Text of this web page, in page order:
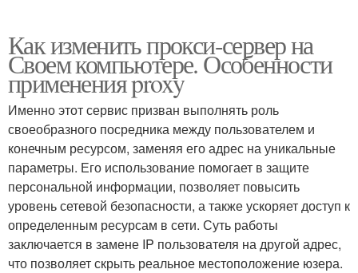
Как изменить прокси-сервер на
Своем компьютере. Особенности
применения proxy
Именно этот сервис призван выполнять роль
своеобразного посредника между пользователем и
конечным ресурсом, заменяя его адрес на уникальные
параметры. Его использование помогает в защите
персональной информации, позволяет повысить
уровень сетевой безопасности, а также ускоряет доступ к
определенным ресурсам в сети. Суть работы
заключается в замене IP пользователя на другой адрес,
что позволяет скрыть реальное местоположение юзера.